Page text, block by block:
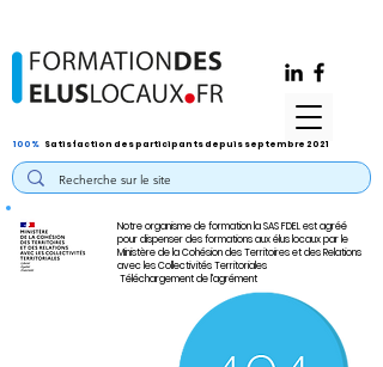
Notre organisme de formation la SAS FDEL est agréé
pour dispenser des formations aux élus locaux par le
Ministère de la Cohésion des Territoires et des Relations
avec les Collectivités Territoriales
Téléchargement de l'agrément
100% Satisfaction des participants depuis septembre 2021